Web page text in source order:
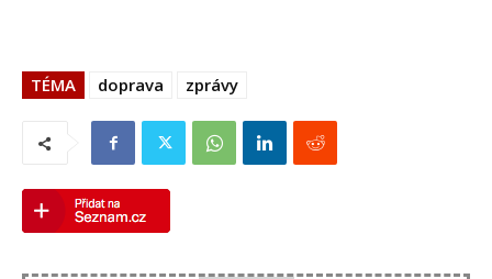
TÉMA doprava zprávy